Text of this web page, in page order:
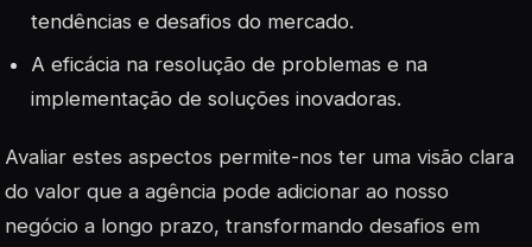
tendências e desafios do mercado.
A eficácia na resolução de problemas e na
implementação de soluções inovadoras.
Avaliar estes aspectos permite-nos ter uma visão clara
do valor que a agência pode adicionar ao nosso
negócio a longo prazo, transformando desafios em